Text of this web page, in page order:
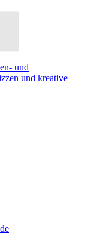
und
und kreative